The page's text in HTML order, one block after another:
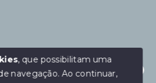
Construções
, que possibilitam uma
navegação.Ao continuar,